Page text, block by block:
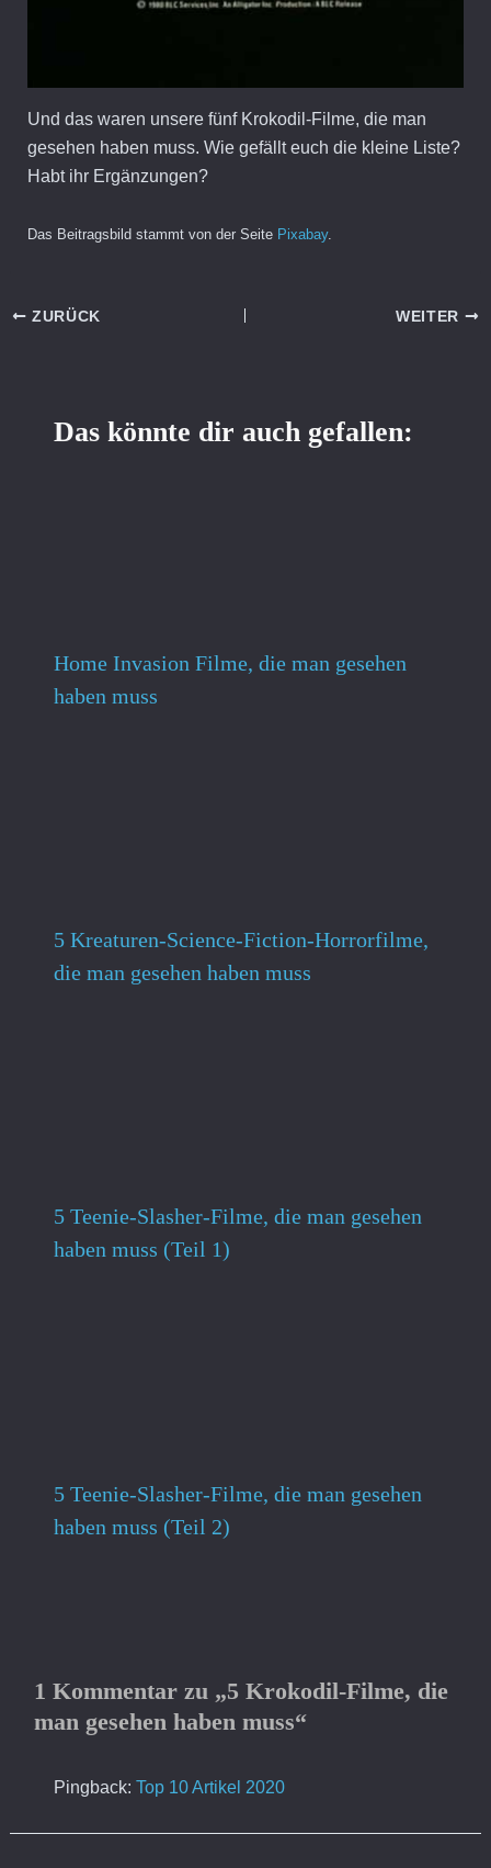
Und das waren unsere fünf Krokodil-Filme, die man
gesehen haben muss. Wie gefällt euch die kleine Liste?
Habt ihr Ergänzungen?
Das Beitragsbild stammt von der SeitePixabay.
ZURÜCK WEITER
Das könnte dir auch gefallen:
Home Invasion Filme, die man gesehen
haben muss
5 Kreaturen-Science-Fiction-Horrorfilme,
die man gesehen haben muss
5 Teenie-Slasher-Filme, die man gesehen
haben muss (Teil 1)
5 Teenie-Slasher-Filme, die man gesehen
haben muss (Teil 2)
1 Kommentar zu „5 Krokodil-Filme, die
man gesehen haben muss“
Pingback: Top 10 Artikel 2020